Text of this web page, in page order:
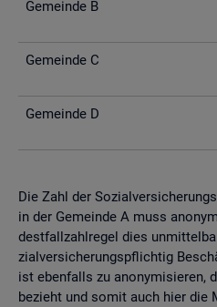
Ge­mein­de B
Ge­mein­de C
Ge­mein­de D
Die Zahl der
in der Ge­mein­de A muss
dest­fall­zahl­re­gel dies
zi­al­ver­si­che­rungs­pflich­tig
ist eben­falls zu an­ony­mi­sie­ren,
be­zieht und somit auch hier die